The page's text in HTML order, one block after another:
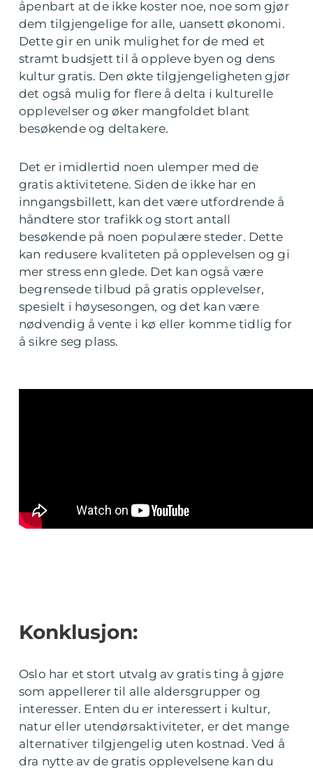
åpenbart at de ikke koster noe, noe som gjør
dem tilgjengelige for alle, uansett økonomi.
Dette gir en unik mulighet for de med et
stramt budsjett til å oppleve byen og dens
kultur gratis. Den økte tilgjengeligheten gjør
det også mulig for flere å delta i kulturelle
opplevelser og øker mangfoldet blant
besøkende og deltakere.
Det er imidlertid noen ulemper med de
gratis aktivitetene. Siden de ikke har en
inngangsbillett, kan det være utfordrende å
håndtere stor trafikk og stort antall
besøkende på noen populære steder. Dette
kan redusere kvaliteten på opplevelsen og gi
mer stress enn glede. Det kan også være
begrensede tilbud på gratis opplevelser,
spesielt i høysesongen, og det kan være
nødvendig å vente i kø eller komme tidlig for
å sikre seg plass.
Konklusjon:
Oslo har et stort utvalg av gratis ting å gjøre
som appellerer til alle aldersgrupper og
interesser. Enten du er interessert i kultur,
natur eller utendørsaktiviteter, er det mange
alternativer tilgjengelig uten kostnad. Ved å
dra nytte av de gratis opplevelsene kan du